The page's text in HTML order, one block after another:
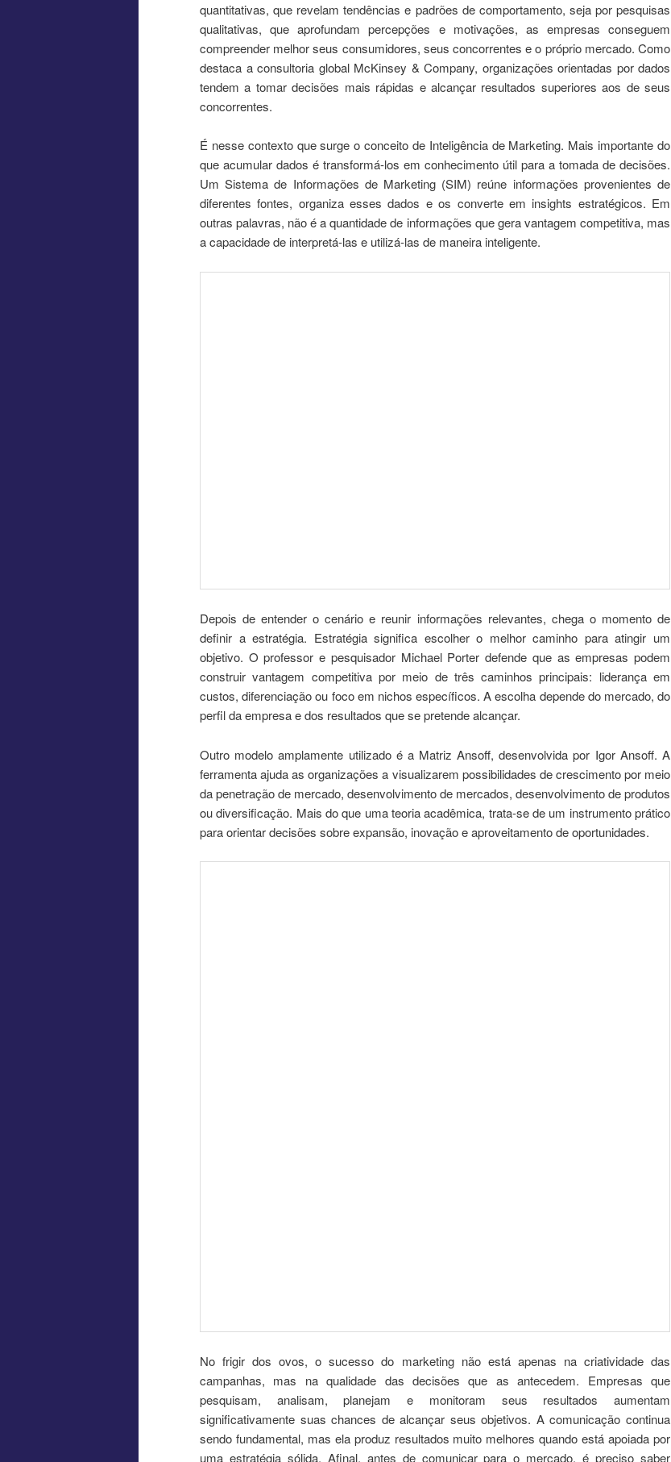
quantitativas, que revelam tendências e padrões de comportamento, seja por pesquisas
qualitativas, que aprofundam percepções e motivações, as empresas conseguem
compreender melhor seus consumidores, seus concorrentes e o próprio mercado. Como
destaca a consultoria global McKinsey & Company, organizações orientadas por dados
tendem a tomar decisões mais rápidas e alcançar resultados superiores aos de seus
concorrentes.
É nesse contexto que surge o conceito de Inteligência de Marketing. Mais importante do
que acumular dados é transformá-los em conhecimento útil para a tomada de decisões.
Um Sistema de Informações de Marketing (SIM) reúne informações provenientes de
diferentes fontes, organiza esses dados e os converte em insights estratégicos. Em
outras palavras, não é a quantidade de informações que gera vantagem competitiva, mas
a capacidade de interpretá-las e utilizá-las de maneira inteligente.
Depois de entender o cenário e reunir informações relevantes, chega o momento de
definir a estratégia. Estratégia significa escolher o melhor caminho para atingir um
objetivo. O professor e pesquisador Michael Porter defende que as empresas podem
construir vantagem competitiva por meio de três caminhos principais: liderança em
custos, diferenciação ou foco em nichos específicos. A escolha depende do mercado, do
perfil da empresa e dos resultados que se pretende alcançar.
Outro modelo amplamente utilizado é a Matriz Ansoff, desenvolvida por Igor Ansoff. A
ferramenta ajuda as organizações a visualizarem possibilidades de crescimento por meio
da penetração de mercado, desenvolvimento de mercados, desenvolvimento de produtos
ou diversificação. Mais do que uma teoria acadêmica, trata-se de um instrumento prático
para orientar decisões sobre expansão, inovação e aproveitamento de oportunidades.
No frigir dos ovos, o sucesso do marketing não está apenas na criatividade das
campanhas, mas na qualidade das decisões que as antecedem. Empresas que
pesquisam, analisam, planejam e monitoram seus resultados aumentam
significativamente suas chances de alcançar seus objetivos. A comunicação continua
sendo fundamental, mas ela produz resultados muito melhores quando está apoiada por
uma estratégia sólida. Afinal, antes de comunicar para o mercado, é preciso saber